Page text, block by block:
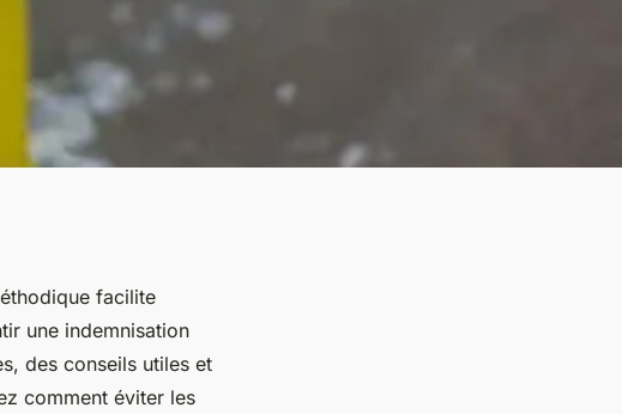
facilite
une indemnisation
des conseils utiles et
comment éviter les